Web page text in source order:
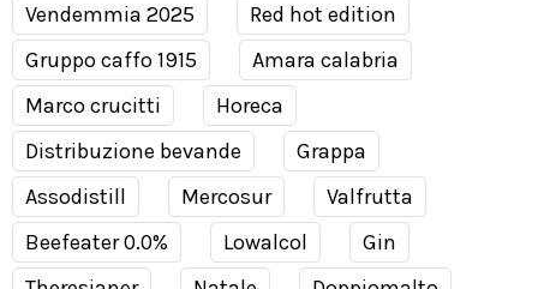
Vendemmia 2025
Red hot edition
Gruppo caffo 1915
Amara calabria
Marco crucitti
Horeca
Distribuzione bevande
Grappa
Assodistill
Mercosur
Valfrutta
Beefeater 0.0%
Lowalcol
Gin